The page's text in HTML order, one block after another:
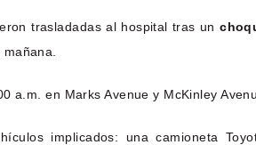
trasladadas al hospital tras un
a.m. en Marks Avenue y McKinley
implicados: una camioneta